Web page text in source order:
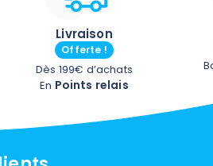
Livraison
Offerte !
Dès 199€ d’achats
En Points relais